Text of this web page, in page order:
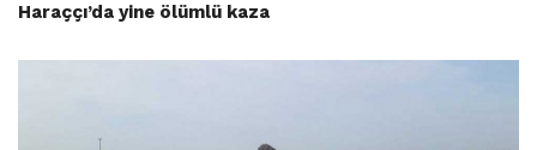
Haraççı’da yine ölümlü kaza